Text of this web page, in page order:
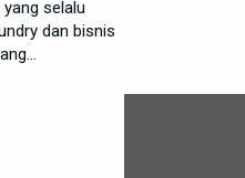
selalu
dan bisnis